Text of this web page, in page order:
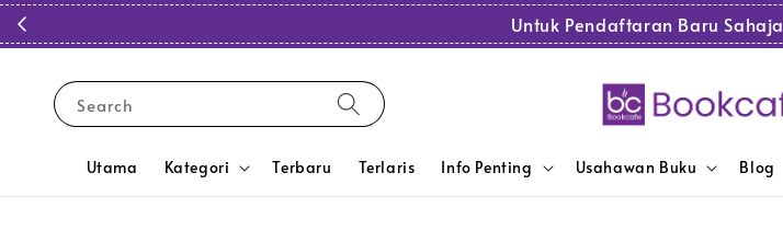
Untuk Pendaftaran Baru Sahaja
Search
Utama Kategori Terbaru Terlaris Info Penting Usahawan Buku Blog